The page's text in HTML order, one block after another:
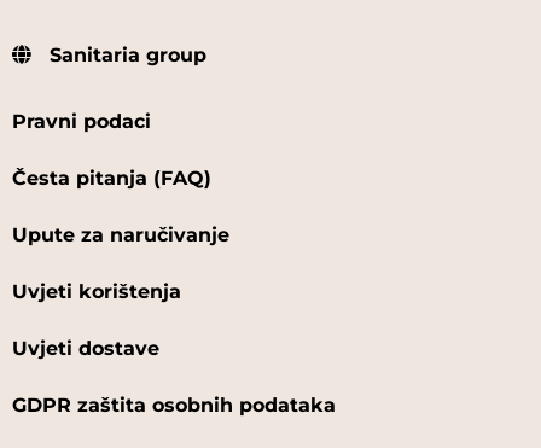
Sanitaria group
Pravni podaci
Česta pitanja (FAQ)
Upute za naručivanje
Uvjeti korištenja
Uvjeti dostave
GDPR zaštita osobnih podataka